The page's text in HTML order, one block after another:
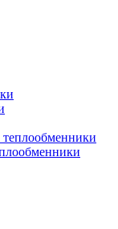
теплообменники